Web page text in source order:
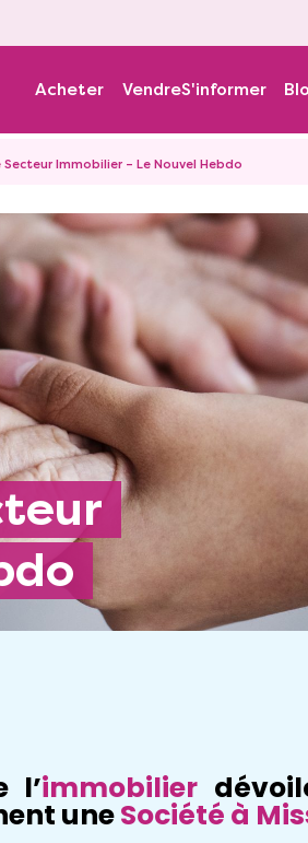
Acheter VendreS'informer
Immobilier – Le Nouvel Hebdo
l’immobilier
uneSociété à